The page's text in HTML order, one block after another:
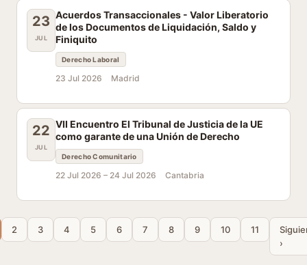
23
JUL
Acuerdos Transaccionales - Valor Liberatorio
de los Documentos de Liquidación, Saldo y
Finiquito
Derecho Laboral
23 Jul 2026 Madrid
22
JUL
VII Encuentro El Tribunal de Justicia de la UE
como garante de una Unión de Derecho
Derecho Comunitario
22 Jul 2026 – 24 Jul 2026 Cantabria
2 3 4 5 6 7 8 9 10 11
›